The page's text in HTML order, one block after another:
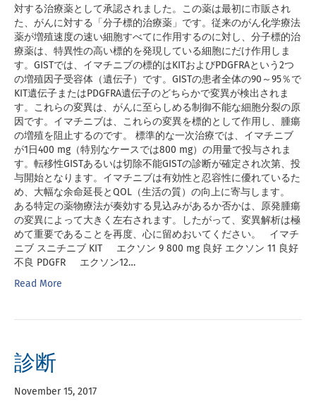
対する治療薬として承認されました。この薬は最初に市販され
た、がんに対する「分子標的治療薬」です。従来のがん化学療法
薬が増殖速度の速い細胞すべてに作用するのに対し、分子標的治
療薬は、特異性の高い標的を発現している細胞にだけ作用しま
す。GISTでは、イマチニブの標的はKITおよびPDGFRAという2つ
の増殖因子受容体（遺伝子）です。GISTの患者全体の90～95％で
KIT遺伝子またはPDGFRA遺伝子のどちらかで変異が検出されま
す。これらの変異は、がんに至らしめる制御不能な細胞分裂の原
因です。イマチニブは、これらの変異を標的として作用し、腫瘍
の増殖を阻止するのです。 標準的な一次治療では、イマチニブ
が1日400 mg（特別なケースでは800 mg）の用量で投与されま
す。転移性GISTあるいは切除不能GISTの診断が確定され次第、投
与開始となります。イマチニブは有効性と忍容性に優れているた
め、大幅な余命延長とQOL（生活の質）の向上に寄与します。
ある特定の薬物療法が奏効する見込みがあるか否かは、原発腫瘍
の変異によって大きく左右されます。したがって、変異解析は極
めて重要であることを再度、心に留めおいてください。 イマチ
ニブ スニチニブ KIT エクソン 9 800 mg 良好 エクソン 11 良好
不良 PDGFR エクソン12…
Read More
診断
November 15, 2017